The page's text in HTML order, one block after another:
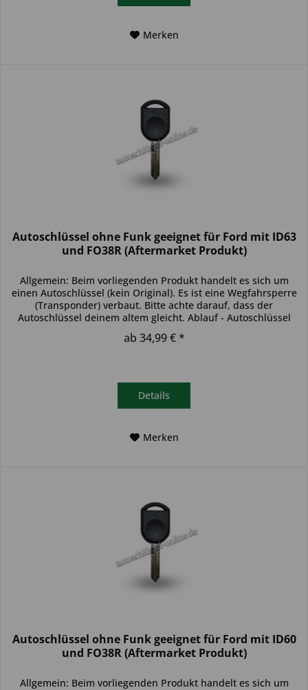
Merken
Autoschlüssel ohne Funk geeignet für Ford mit ID63
und FO38R (Aftermarket Produkt)
Allgemein: Beim vorliegenden Produkt handelt es sich um
einen Autoschlüssel (kein Original). Es ist eine Wegfahrsperre
(Transponder) verbaut. Bitte achte darauf, dass der
Autoschlüssel deinem altem gleicht. Ablauf - Autoschlüssel
ab 34,99 € *
Details
Merken
Autoschlüssel ohne Funk geeignet für Ford mit ID60
und FO38R (Aftermarket Produkt)
Allgemein: Beim vorliegenden Produkt handelt es sich um